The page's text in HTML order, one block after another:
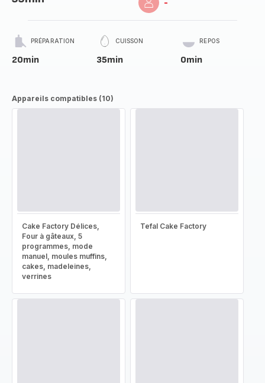
-
PRÉPARATION
20min
CUISSON
35min
REPOS
0min
Appareils compatibles (10)
Cake Factory Délices,
Four à gâteaux, 5
programmes, mode
manuel, moules muffins,
cakes, madeleines,
verrines
Tefal Cake Factory